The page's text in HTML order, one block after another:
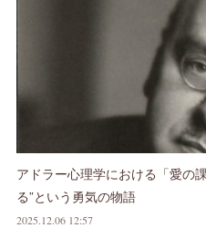
アドラー心理学における「愛の
る”という勇気の物語
2025.12.06 12:57